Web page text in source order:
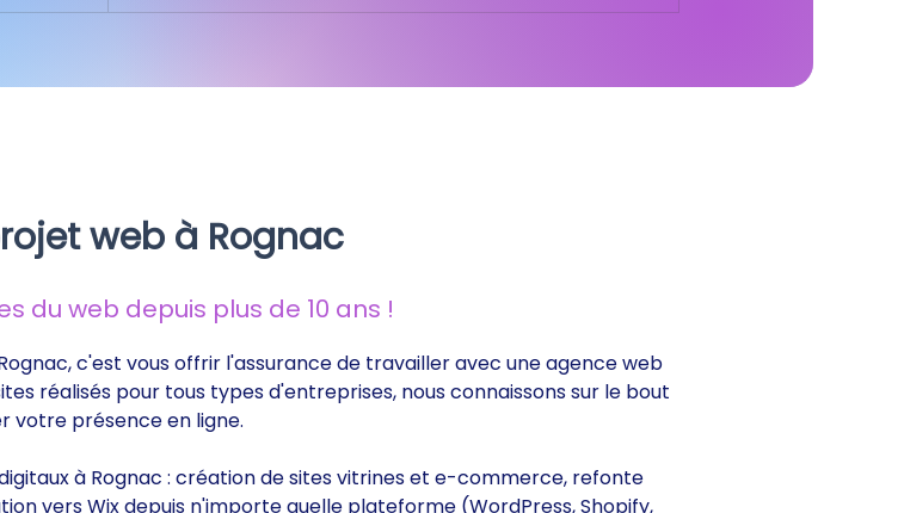
web à Rognac
du web depuis plus de 10 ans !
c'est vous offrir l'assurance de travailler avec une agence web
réalisés pour tous types d'entreprises, nous connaissons sur le bout
votre présence en ligne.
à Rognac : création de sites vitrines et e-commerce, refonte
vers Wix depuis n'importe quelle plateforme (WordPress, Shopify,